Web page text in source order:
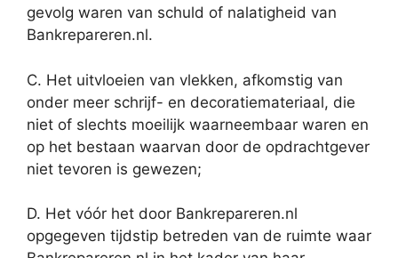
gevolg waren van schuld of nalatigheid van
Bankrepareren.nl.
C. Het uitvloeien van vlekken, afkomstig van
onder meer schrijf- en decoratiemateriaal, die
niet of slechts moeilijk waarneembaar waren en
op het bestaan waarvan door de opdrachtgever
niet tevoren is gewezen;
D. Het vóór het door Bankrepareren.nl
opgegeven tijdstip betreden van de ruimte waar